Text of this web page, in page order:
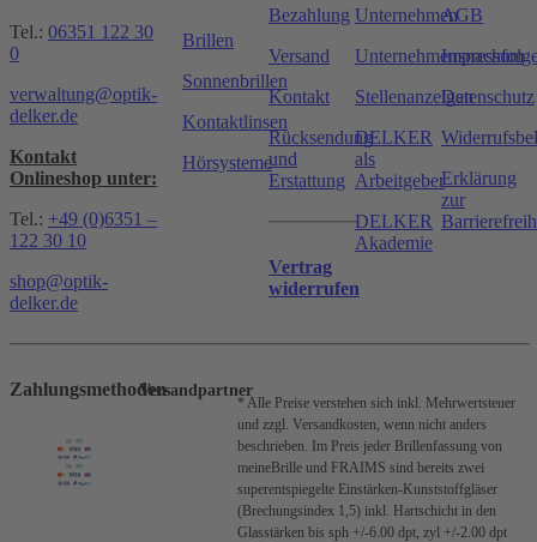
Tel.: 06351 122 30
0
verwaltung@optik-
delker.de
Kontakt
Onlineshop unter:
Tel.: +49 (0)6351 –
122 30 10
shop@optik-
delker.de
Brillen
Sonnenbrillen
Kontaktlinsen
Hörsysteme
Bezahlung
Versand
Kontakt
Rücksendung
und
Erstattung
Vertrag
widerrufen
Unternehmen
Stellenanzeigen
DELKER
als
Arbeitgeber
DELKER
Akademie
AGB
Impressum
Datenschutz
Erklärung
zur
ZahlungsmethodenVersandpartner
* Alle Preise verstehen sich inkl. Mehrwertsteuer
und zzgl. Versandkosten, wenn nicht anders
beschrieben. Im Preis jeder Brillenfassung von
meineBrille und FRAIMS sind bereits zwei
superentspiegelte Einstärken-Kunststoffgläser
(Brechungsindex 1,5) inkl. Hartschicht in den
Glasstärken bis sph +/-6.00 dpt, zyl +/-2.00 dpt